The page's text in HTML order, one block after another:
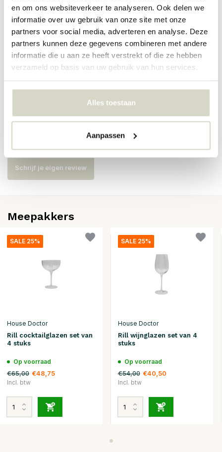
en om ons websiteverkeer te analyseren. Ook delen we
informatie over uw gebruik van onze site met onze
partners voor social media, adverteren en analyse. Deze
partners kunnen deze gegevens combineren met andere
informatie die u aan ze heeft verstrekt of die ze hebben
verzameld op basis van uw gebruik van hun services.
Alles toestaan
Aanpassen
PRODUCTSPECIFICATIES
SKU 261600805
Reviews
Schrijf je eigen review
Meepakkers
SALE 25%
House Doctor
Rill cocktailglazen set van
4 stuks
Op voorraad
€65,00 €48,75
Incl. btw
SALE 25%
House Doctor
Rill wijnglazen set van 4
stuks
Op voorraad
€54,00 €40,50
Incl. btw